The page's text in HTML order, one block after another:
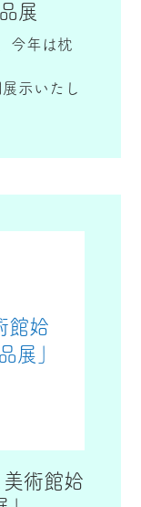
展
今年は枕
示いたし
館姶
展」
術館姶